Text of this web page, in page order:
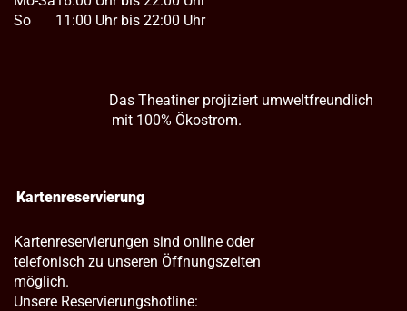
So
11:00 Uhr bis 22:00 Uhr
Das Theatiner projiziert umweltfreundlich
mit 100% Ökostrom.
Kartenreservierung
Kartenreservierungen sind online oder
telefonisch zu unseren Öffnungszeiten
möglich.
Unsere Reservierungshotline: